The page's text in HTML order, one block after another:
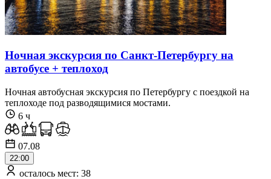
Ночная экскурсия по Санкт-Петербургу на
автобусе + теплоход
Ночная автобусная экскурсия по Петербургу с поездкой на
теплоходе под разводящимися мостами.
6 ч
07.08
22:00
осталось мест: 38